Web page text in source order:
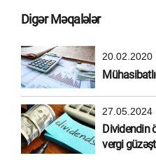
Digər Məqalələr
20.02.2020
27.05.2024
Dividendin
vergi